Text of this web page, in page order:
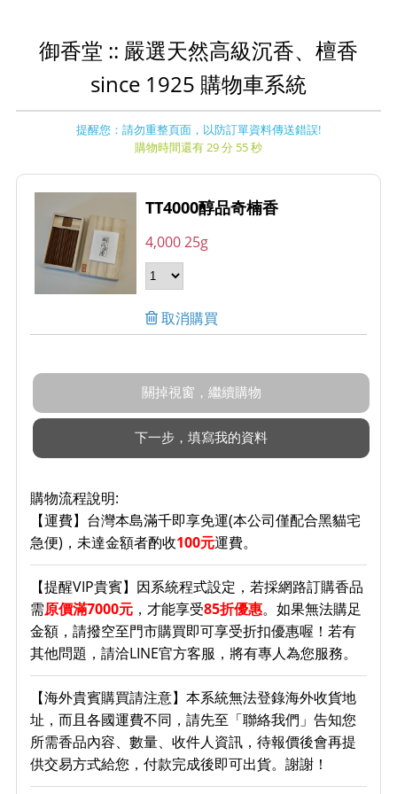
御香堂 :: 嚴選天然高級沉香、檀香
since 1925 購物車系統
提醒您：請勿重整頁面，以防訂單資料傳送錯誤!
購物時間還有 29 分 55 秒
TT4000醇品奇楠香
4,000 25g
取消購買
購物流程說明:
【運費】台灣本島滿千即享免運(本公司僅配合黑貓宅
急便)，未達金額者酌收100元運費。
【提醒VIP貴賓】因系統程式設定，若採網路訂購香品
需原價滿7000元 ，才能享受85折優惠。如果無法購足
金額，請撥空至門市購買即可享受折扣優惠喔！若有
其他問題，請洽LINE官方客服，將有專人為您服務。
【海外貴賓購買請注意】本系統無法登錄海外收貨地
址，而且各國運費不同，請先至「聯絡我們」告知您
所需香品內容、數量、收件人資訊，待報價後會再提
供交易方式給您，付款完成後即可出貨。謝謝！